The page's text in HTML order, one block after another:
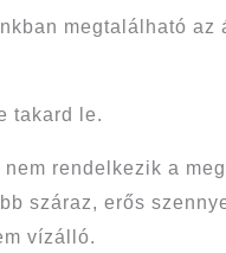
megtalálható az
takard le.
rendelkezik a
száraz, erős
vízálló.